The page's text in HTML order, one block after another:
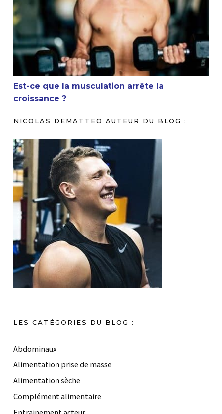
Est-ce que la musculation arrête la croissance ?
Est-ce que la musculation arrête la
croissance ?
NICOLAS DEMATTEO AUTEUR DU BLOG :
LES CATÉGORIES DU BLOG :
Abdominaux
Alimentation prise de masse
Alimentation sèche
Complément alimentaire
Entrainement acteur